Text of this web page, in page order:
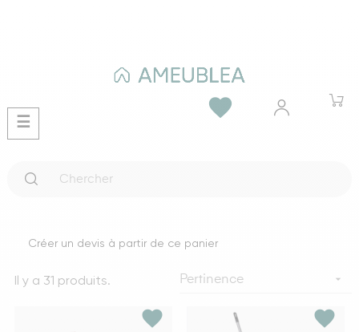
Basculer
la
☰
favorite
Créer un devis à partir de ce panier
Il y a 31 produits. Pertinence 
favorite favorite